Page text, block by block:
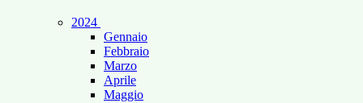
2024
Gennaio
Febbraio
Marzo
Aprile
Maggio